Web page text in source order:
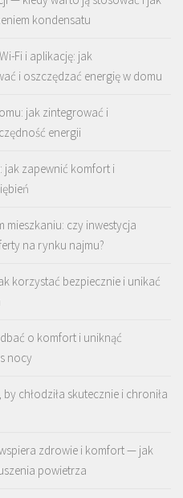
kondensatu
Fi i aplikację: jak
i oszczędzać energię w domu
jak zintegrować i
energii
jak zapewnić komfort i
mieszkaniu: czy inwestycja
na rynku najmu?
korzystać bezpiecznie i unikać
o komfort i uniknąć
nocy
chłodziła skutecznie i chroniła
zdrowie i komfort — jak
powietrza